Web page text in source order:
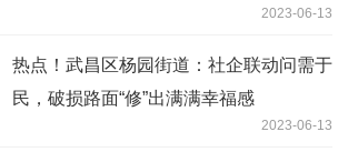
2023-06-13
热点！武昌区杨园街道：社企联动问需于
民，破损路面“修”出满满幸福感
2023-06-13